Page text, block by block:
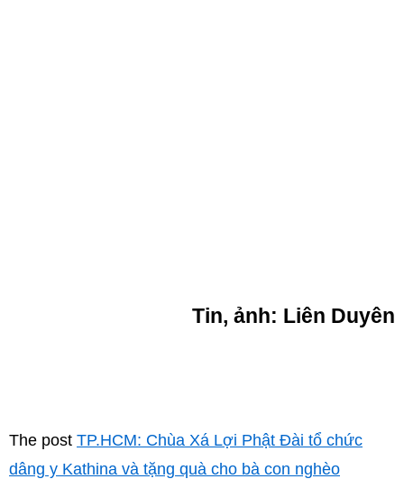
Tin, ảnh: Liên Duyên
The post TP.HCM: Chùa Xá Lợi Phật Đài tổ chức
dâng y Kathina và tặng quà cho bà con nghèo